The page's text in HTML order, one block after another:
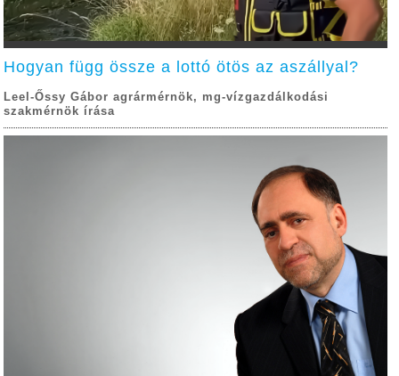
Hogyan függ össze a lottó ötös az aszállyal?
Leel-Őssy Gábor agrármérnök, mg-vízgazdálkodási
szakmérnök írása